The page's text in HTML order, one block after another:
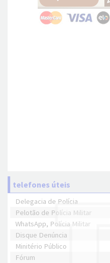
telefones úteis
Delegacia de Polícia
Pelotão de Polícia Militar
WhatsApp, Polícia Militar
Disque Denúncia
Minitério Público
Fórum